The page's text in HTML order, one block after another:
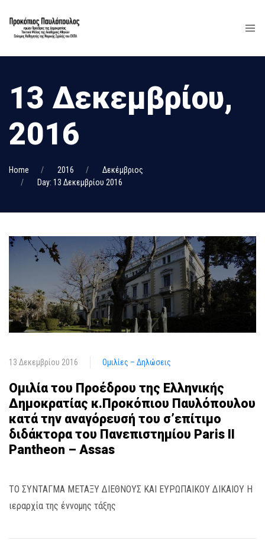
13 Δεκεμβρίου,
2016
Home 2016
Δεκέμβριος
Day: 13 Δεκεμβρίου 2016
13 Δεκεμβρίου 2016 Ομιλίες – Δηλώσεις
Ομιλία του Προέδρου της Ελληνικής
Δημοκρατίας κ.Προκόπιου Παυλόπουλου
κατά την αναγόρευσή του σ’επίτιμο
διδάκτορα του Πανεπιστημίου Paris II
Pantheon – Assas
ΤΟ ΣΥΝΤΑΓΜΑ ΜΕΤΑΞΥ ΔΙΕΘΝΟΥΣ ΚΑΙ ΕΥΡΩΠΑΙΚΟΥ ΔΙΚΑΙΟΥ Η
ιεραρχία της έννομης τάξης